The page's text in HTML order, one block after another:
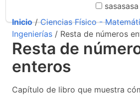
sasasasa
Inicio/Ciencias Físico -
Ingenierías / Resta de números
Resta de
enteros
Capítulo de libro que muestra